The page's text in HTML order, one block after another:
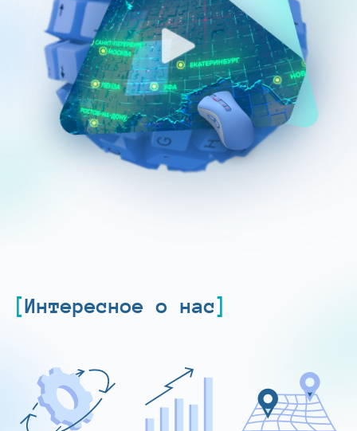
Интересное о нас